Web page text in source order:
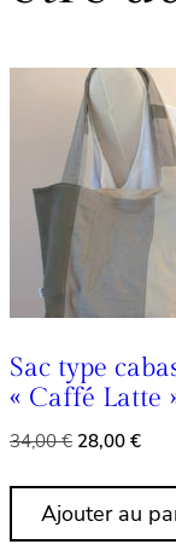
Sac type
« Caffé Latte
34,00€ Le
initial
était :
28,00€Le
est :
Ajouter au